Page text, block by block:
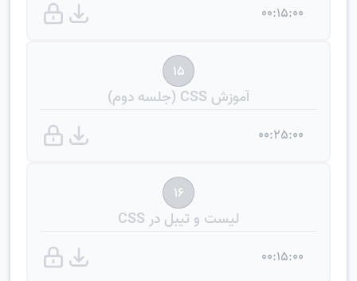
00:15:00
15
آموزش CSS (جلسه دوم)
00:25:00
16
لیست و تیبل در CSS
00:15:00